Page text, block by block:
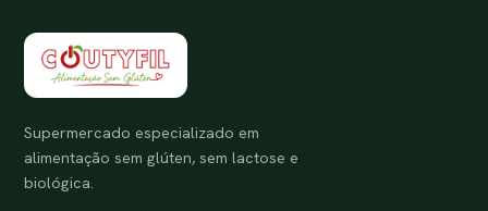
Supermercado especializado em
alimentação sem glúten, sem lactose e
biológica.